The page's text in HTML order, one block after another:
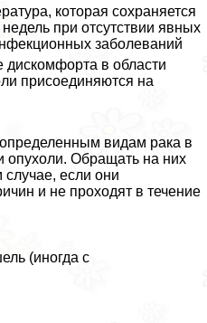
которая сохраняется
при отсутствии явных
заболеваний
в области
присоединяются на
видам paка в
опухоли. Обращать на них
если они
и не проходят в течение
(иногда с